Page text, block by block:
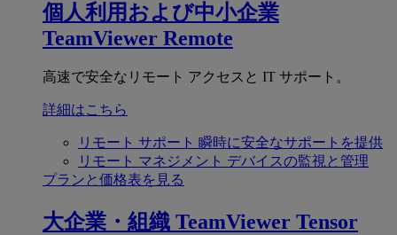
個人利用および中小企業
TeamViewer Remote
高速で安全なリモート アクセスと IT サポート。
詳細はこちら
リモート サポート 瞬時に安全なサポートを提供
リモート マネジメント デバイスの監視と管理
プランと価格表を見る
大企業・組織 TeamViewer Tensor